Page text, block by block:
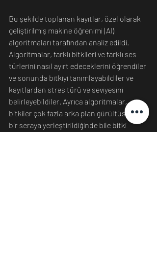
Bu şekilde toplanan kayıtlar, özel olarak
geliştirilmiş makine öğrenimi (AI)
algoritmaları tarafından analiz edildi.
Algoritmalar, farklı bitkileri ve farklı ses
türlerini nasıl ayırt edeceklerini öğrendiler
ve sonunda bitkiyi tanımlayabildiler ve
kayıtlardan stres türü ve seviyesini
belirleyebildiler. Ayrıca algoritmalar,
bitkiler çok fazla arka plan gürültüsü olan
bir seraya yerleştirildiğinde bile bitki